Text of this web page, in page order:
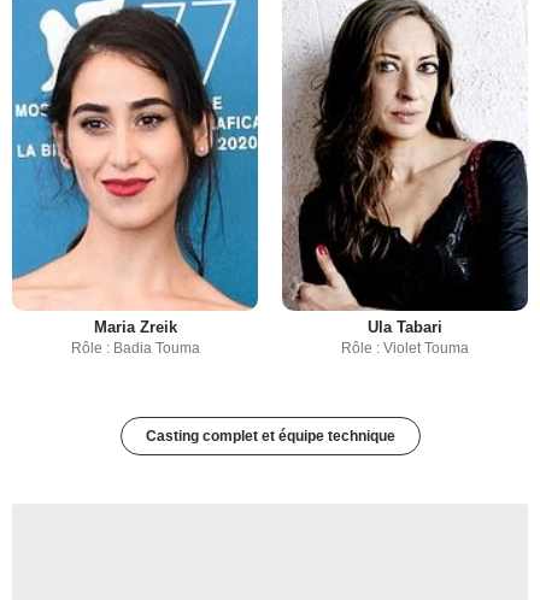
Maria Zreik
Rôle : Badia Touma
Ula Tabari
Rôle : Violet Touma
Casting complet et équipe technique